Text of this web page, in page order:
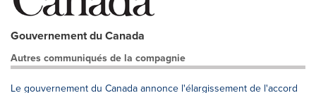
Gouvernement du Canada
Autres communiqués de la compagnie
Le gouvernement du Canada annonce l'élargissement de l'accord